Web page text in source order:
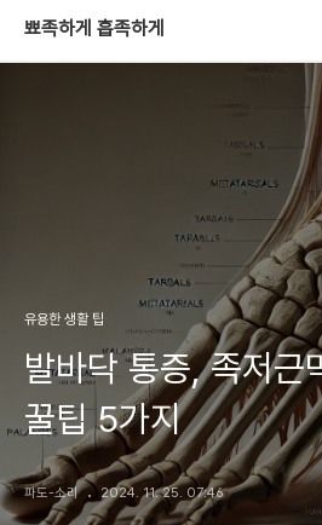
뾰족하게 흡족하게
유용한 생활 팁
발바닥 통증, 족저근
꿀팁 5가지
파도-소리 2024. 11. 25. 07:46